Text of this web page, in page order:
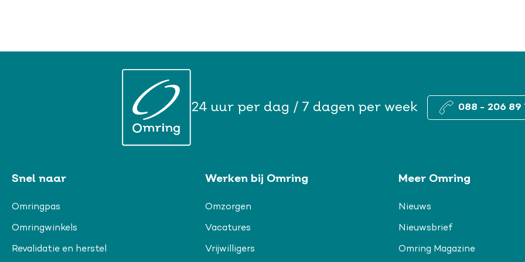
24 uur per dag / 7 dagen per week 088 - 206 89
Snel naar
Omringpas
Omringwinkels
Revalidatie en herstel
Werken bij Omring
Omzorgen
Vacatures
Vrijwilligers
Meer Omring
Nieuws
Nieuwsbrief
Omring Magazine